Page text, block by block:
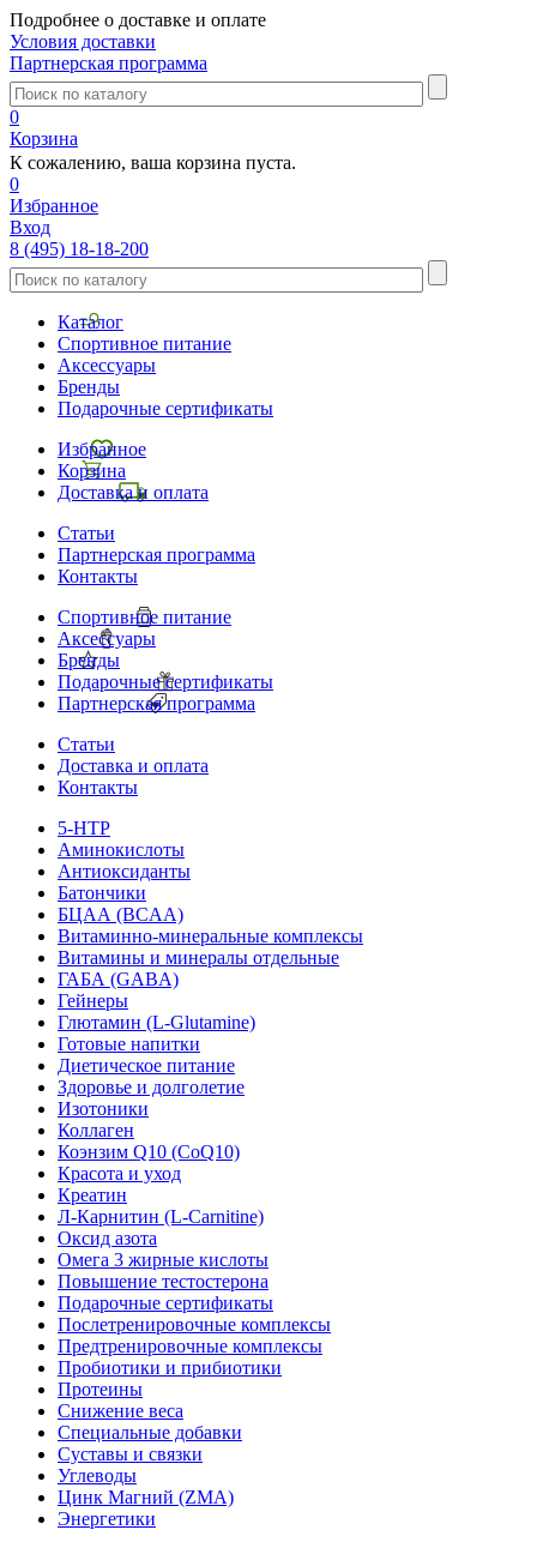
Подробнее о доставке и оплате
Условия доставки
Партнерская программа
0
Корзина
К сожалению, ваша корзина пуста.
0
Избранное
Вход
8 (495) 18-18-200
Каталог
Спортивное питание
Аксессуары
Бренды
Подарочные сертификаты
Избранное
Корзина
Доставка и оплата
Статьи
Партнерская программа
Контакты
Спортивное питание
Аксессуары
Бренды
Подарочные сертификаты
Партнерская программа
Статьи
Доставка и оплата
Контакты
5-HTP
Аминокислоты
Антиоксиданты
Батончики
БЦАА (BCAA)
Витаминно-минеральные комплексы
Витамины и минералы отдельные
ГАБА (GABA)
Гейнеры
Глютамин (L-Glutamine)
Готовые напитки
Диетическое питание
Здоровье и долголетие
Изотоники
Коллаген
Коэнзим Q10 (CoQ10)
Красота и уход
Креатин
Л-Карнитин (L-Сarnitine)
Оксид азота
Омега 3 жирные кислоты
Повышение тестостерона
Подарочные сертификаты
Послетренировочные комплексы
Предтренировочные комплексы
Пробиотики и прибиотики
Протеины
Снижение веса
Специальные добавки
Суставы и связки
Углеводы
Цинк Магний (ZMA)
Энергетики